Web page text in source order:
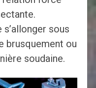
sous
brusquement ou
soudaine.